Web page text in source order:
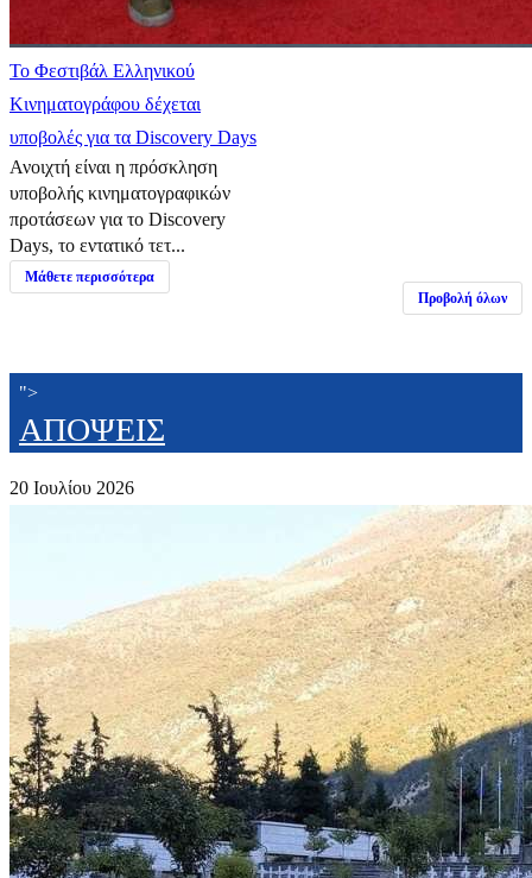
Το Φεστιβάλ Ελληνικού
Κινηματογράφου δέχεται
υποβολές για τα Discovery Days
Ανοιχτή είναι η πρόσκληση
υποβολής κινηματογραφικών
προτάσεων για το Discovery
Days, το εντατικό τετ...
Μάθετε περισσότερα
Προβολή όλων
">
ΑΠΟΨΕΙΣ
20 Ιουλίου 2026